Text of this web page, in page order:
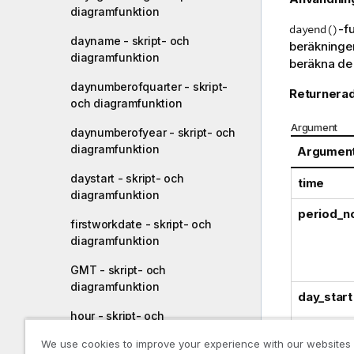
diagramfunktion
dayname - skript- och
diagramfunktion
daynumberofquarter - skript-
och diagramfunktion
daynumberofyear - skript- och
diagramfunktion
daystart - skript- och
diagramfunktion
firstworkdate - skript- och
diagramfunktion
GMT - skript- och
diagramfunktion
hour - skript- och
dayend()-
beräkna
Argument
time
day_start
We use cookies to improve your experience with our websites